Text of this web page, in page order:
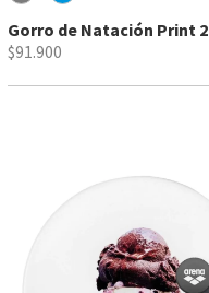
Gorro de Natación Print 2
$91.900